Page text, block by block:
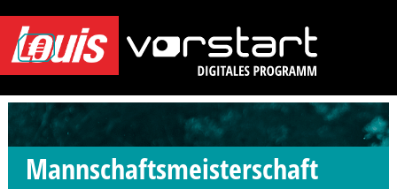
Mannschaftsmeisterschaft